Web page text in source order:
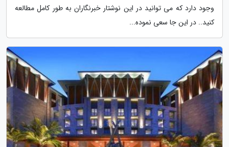
وجود دارد که می توانید در این نوشتار خبرنگاران به طور کامل مطالعه
کنید.. در این جا سعی نموده...